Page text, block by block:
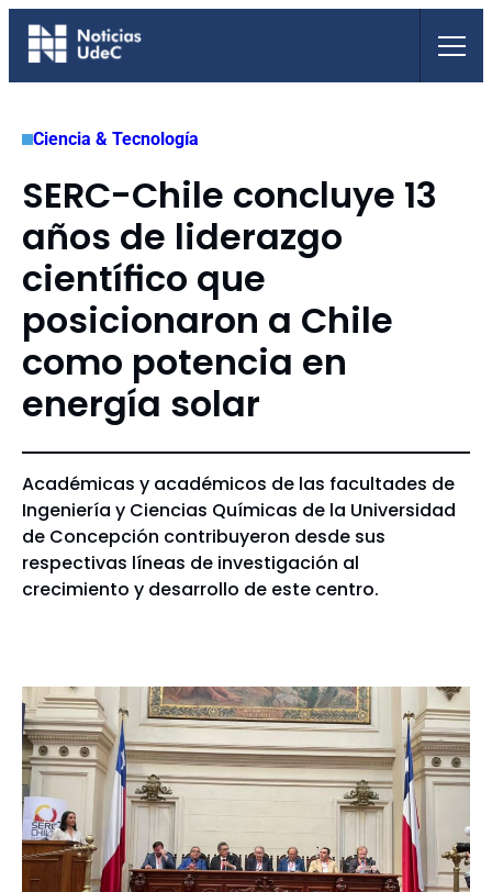
Saltar
Ciencia & Tecnología
SERC-Chile concluye 13
años de liderazgo
científico que
posicionaron a Chile
como potencia en
energía solar
Académicas y académicos de las facultades de
Ingeniería y Ciencias Químicas de la Universidad
de Concepción contribuyeron desde sus
respectivas líneas de investigación al
crecimiento y desarrollo de este centro.